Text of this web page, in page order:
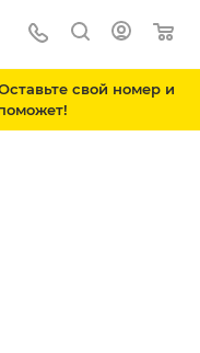
свой номер и